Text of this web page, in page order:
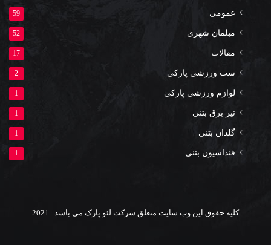
عمومی 59
مبلمان شهری 52
مقالات 17
ست ورزشی پارکی 2
لوازم ورزشی پارکی 1
تیر برق بتنی 1
گلدان بتنی 1
فنداسیون بتنی 1
کلیه حقوق این وب سایت متعلق شرکت لئو پارک می باشد . 2021